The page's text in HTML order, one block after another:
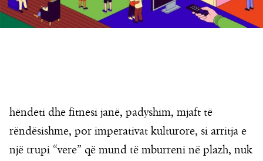
hëndeti dhe fitnesi janë, padyshim, mjaft të
rëndësishme, por imperativat kulturore, si arritja e
një trupi “vere” që mund të mburreni në plazh, nuk